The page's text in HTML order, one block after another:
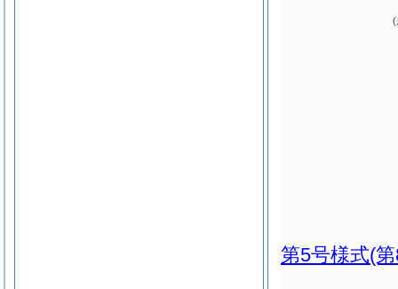
第5号様式(